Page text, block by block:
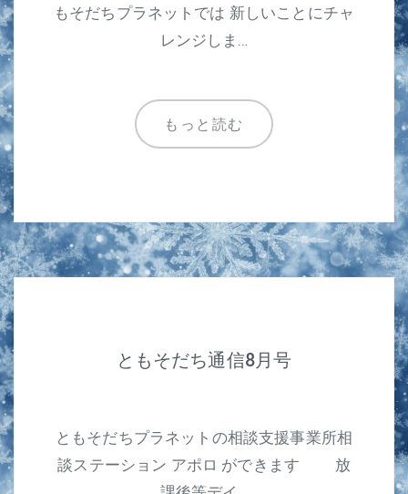
もそだちプラネットでは 新しいことにチャ
レンジしま…
もっと読む
ともそだち通信8月号
ともそだちプラネットの相談支援事業所相
談ステーション アポロ ができます 放